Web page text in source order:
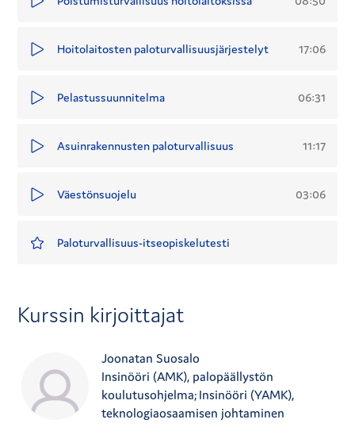
Hoitolaitosten paloturvallisuusjärjestelyt 17:06
Pelastussuunnitelma 06:31
Asuinrakennusten paloturvallisuus 11:17
Väestönsuojelu 03:06
Paloturvallisuus-itseopiskelutesti
Kurssin kirjoittajat
Joonatan Suosalo
Insinööri (AMK), palopäällystön
koulutusohjelma; Insinööri (YAMK),
teknologiaosaamisen johtaminen